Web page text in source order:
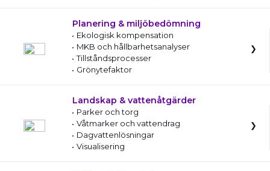
Planering & miljöbedömning
Ekologisk kompensation
MKB och hållbarhetsanalyser
Tillståndsprocesser
Grönytefaktor
Landskap & vattenåtgärder
Parker och torg
Våtmarker och vattendrag
Dagvattenlösningar
Visualisering